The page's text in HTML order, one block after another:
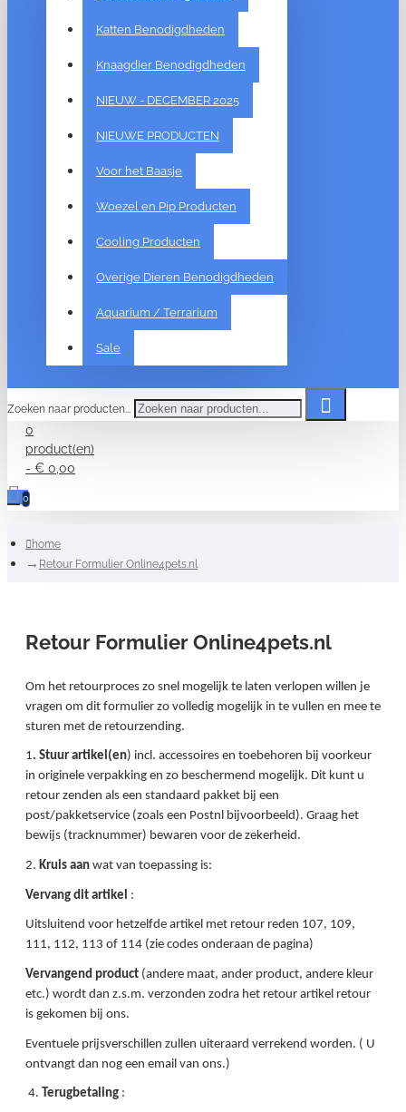
Katten Benodigdheden
Knaagdier Benodigdheden
NIEUW - DECEMBER 2025
NIEUWE PRODUCTEN
Voor het Baasje
Woezel en Pip Producten
Cooling Producten
Overige Dieren Benodigdheden
Aquarium / Terrarium
Sale
Zoeken naar producten...
0
product(en)
- € 0,00
0
home
Retour Formulier Online4pets.nl
Retour Formulier Online4pets.nl
Om het retourproces zo snel mogelijk te laten verlopen willen je
vragen om dit formulier zo volledig mogelijk in te vullen en mee te
sturen met de retourzending.
1. Stuur artikel(en) incl. accessoires en toebehoren bij voorkeur
in originele verpakking en zo beschermend mogelijk. Dit kunt u
retour zenden als een standaard pakket bij een
post/pakketservice (zoals een Postnl bijvoorbeeld). Graag het
bewijs (tracknummer) bewaren voor de zekerheid.
2. Kruis aan wat van toepassing is:
Vervang dit artikel :
Uitsluitend voor hetzelfde artikel met retour reden 107, 109,
111, 112, 113 of 114 (zie codes onderaan de pagina)
Vervangend product (andere maat, ander product, andere kleur
etc.) wordt dan z.s.m. verzonden zodra het retour artikel retour
is gekomen bij ons.
Eventuele prijsverschillen zullen uiteraard verrekend worden. ( U
ontvangt dan nog een email van ons.)
4. Terugbetaling :